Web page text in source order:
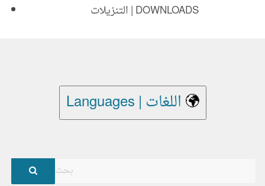
التنزيلات | DOWNLOADS
بحث